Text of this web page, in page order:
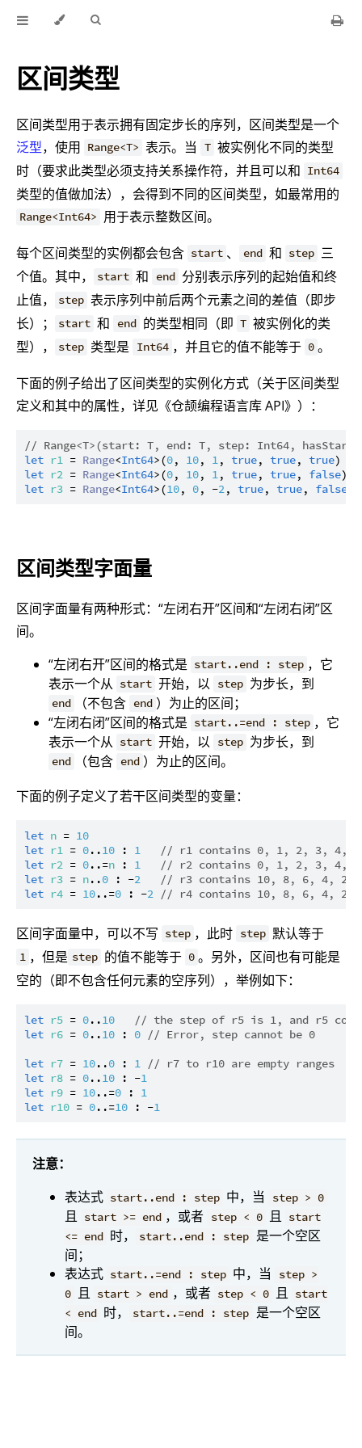
区间类型
区间类型用于表示拥有固定步长的序列，区间类型是一个
泛型，使用 Range<T> 表示。当 T 被实例化不同的类型
时（要求此类型必须支持关系操作符，并且可以和 Int64
类型的值做加法），会得到不同的区间类型，如最常用的
Range<Int64> 用于表示整数区间。
每个区间类型的实例都会包含 start 、 end 和 step 三
个值。其中，
start 和 end 分别表示序列的起始值和终
止值，
step 表示序列中前后两个元素之间的差值（即步
长）；
start 和 end 的类型相同（即 T 被实例化的类
型），
step 类型是 Int64 ，并且它的值不能等于 0 。
下面的例子给出了区间类型的实例化方式（关于区间类型
定义和其中的属性，详见《仓颉编程语言库 API》）：
// Range<T>(start: T, end: T, step: Int64,
let r1 = Range<Int64>(0, 10, 1, true, true, true)
let r2 = Range<Int64>(0, 10, 1, true, true, false)
let r3 = Range<Int64>(10, 0, -2, true, true, false
区间类型字面量
区间字面量有两种形式：“左闭右开”区间和“左闭右闭”区
间。
“左闭右开”区间的格式是 start..end : step ，它
表示一个从 start 开始，以 step 为步长，到
end （不包含 end ）为止的区间；
“左闭右闭”区间的格式是 start..=end : step ，它
表示一个从 start 开始，以 step 为步长，到
end （包含 end ）为止的区间。
下面的例子定义了若干区间类型的变量：
let n = 10
let r1 = 0..10 : 1
// r1 contains 0, 1, 2, 3, 4,
let r2 = 0..=n : 1
// r2 contains 0, 1, 2, 3, 4,
let r3 = n..0 : -2
// r3 contains 10, 8, 6, 4, 2
let r4 = 10..=0 : -2 // r4 contains 10, 8, 6, 4, 2,
区间字面量中，可以不写 step ，此时 step 默认等于
1 ，但是 step 的值不能等于 0 。另外，区间也有可能是
空的（即不包含任何元素的空序列），举例如下：
let r5 = 0..10
// the step of r5 is 1, and r5
let r6 = 0..10 : 0 // Error, step cannot be 0
let r7 = 10..0 : 1 // r7 to r10 are empty ranges
let r8 = 0..10 : -1
let r9 = 10..=0 : 1
let r10 = 0..=10 : -1
注意：
表达式 start..end : step 中，当 step > 0
且 start >= end ，或者 step < 0 且 start
<= end 时， start..end : step 是一个空区
间；
表达式 start..=end : step 中，当
step >
0 且 start > end ，或者 step < 0 且 start
< end 时， start..=end : step 是一个空区
间。